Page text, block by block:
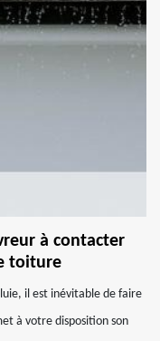
à contacter
toiture
il est inévitable de faire
à votre disposition son